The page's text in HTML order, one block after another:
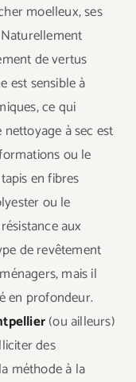
moelleux, ses
de vertus
est sensible à
ce qui
à sec est
ou le
en fibres
ou le
aux
de revêtement
mais il
en profondeur.
(ou ailleurs)
des
méthode à la